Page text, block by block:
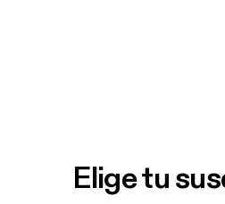
Elige tu